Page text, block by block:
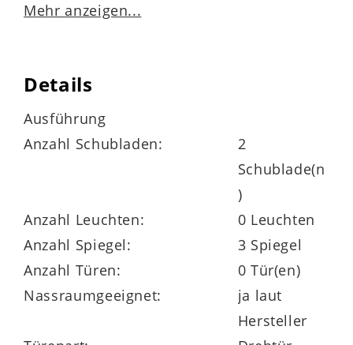
Nachbildung
klare Akzente setzen und das Design
zeitgemäß abrunden.
Komfortabler Waschplatz mit viel
Stauraum
Der Waschtischunterschrank mit zwei
Mehr anzeigen...
Details
Ausführung
Anzahl Schubladen:
2
Schublade(n
)
Anzahl Leuchten:
0 Leuchten
Anzahl Spiegel:
3 Spiegel
Anzahl Türen:
0 Tür(en)
Nassraumgeeignet:
ja laut
Hersteller